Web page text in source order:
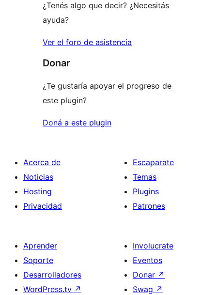
¿Tenés algo que decir? ¿Necesitás
ayuda?
Ver el foro de asistencia
Donar
¿Te gustaría apoyar el progreso de
este plugin?
Doná a este plugin
Acerca de
Noticias
Hosting
Privacidad
Escaparate
Temas
Plugins
Patrones
Aprender
Soporte
Desarrolladores
WordPress.tv ↗
Involucrate
Eventos
Donar ↗
Swag ↗